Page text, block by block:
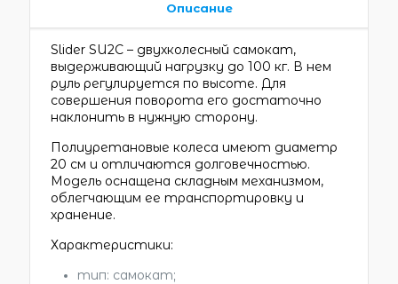
Описание
Slider SU2C – двухколесный самокат,
выдерживающий нагрузку до 100 кг. В нем
руль регулируется по высоте. Для
совершения поворота его достаточно
наклонить в нужную сторону.
Полиуретановые колеса имеют диаметр
20 см и отличаются долговечностью.
Модель оснащена складным механизмом,
облегчающим ее транспортировку и
хранение.
Характеристики:
тип: самокат;